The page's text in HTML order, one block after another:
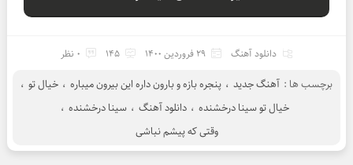
دانلود آهنگ 29 فروردین 1400 145 0 نظر
برچسب ها : آهنگ جدید ، پنجره بازه و بارون داره این بیرون میباره ، خیال تو ،
خیال تو سینا درخشنده ، دانلود آهنگ ، سینا درخشنده ،
وقتی که پیشم نباشی